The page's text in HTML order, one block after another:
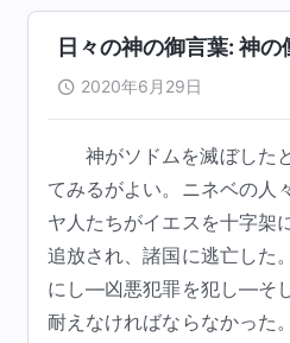
日々の神の御言葉: 神
2020年6月29日
神がソドムを滅ぼした
てみるがよい。ニネベの人
ヤ人たちがイエスを十字架
追放され、諸国に逃亡した
にし―凶悪犯罪を犯し―そ
耐えなければならなかった